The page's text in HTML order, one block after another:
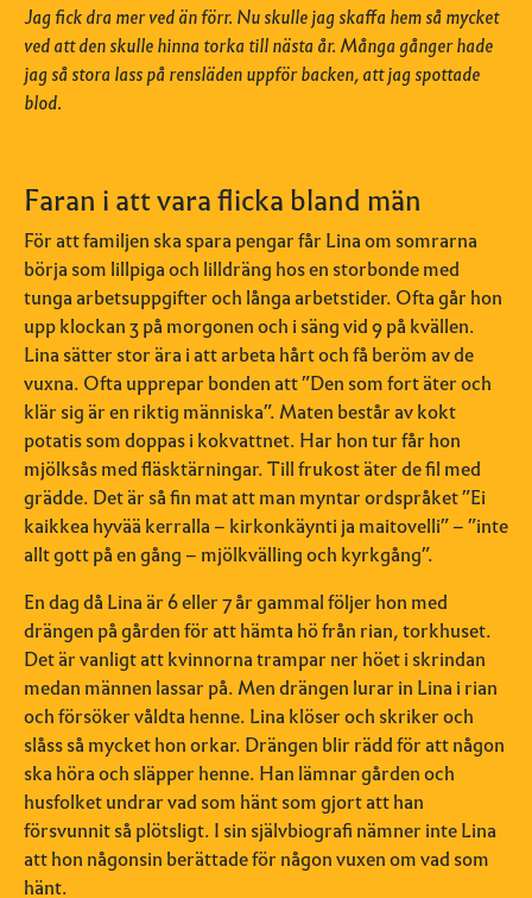
Jag fick dra mer ved än förr. Nu skulle jag skaffa hem så mycket
ved att den skulle hinna torka till nästa år. Många gånger hade
jag så stora lass på rensläden uppför backen, att jag spottade
blod.
Faran i att vara flicka bland män
För att familjen ska spara pengar får Lina om somrarna
börja som lillpiga och lilldräng hos en storbonde med
tunga arbetsuppgifter och långa arbetstider. Ofta går hon
upp klockan 3 på morgonen och i säng vid 9 på kvällen.
Lina sätter stor ära i att arbeta hårt och få beröm av de
vuxna. Ofta upprepar bonden att ”Den som fort äter och
klär sig är en riktig människa”. Maten består av kokt
potatis som doppas i kokvattnet. Har hon tur får hon
mjölksås med fläsktärningar. Till frukost äter de fil med
grädde. Det är så fin mat att man myntar ordspråket ”Ei
kaikkea hyvää kerralla – kirkonkäynti ja maitovelli” – ”inte
allt gott på en gång – mjölkvälling och kyrkgång”.
En dag då Lina är 6 eller 7 år gammal följer hon med
drängen på gården för att hämta hö från rian, torkhuset.
Det är vanligt att kvinnorna trampar ner höet i skrindan
medan männen lassar på. Men drängen lurar in Lina i rian
och försöker våldta henne. Lina klöser och skriker och
slåss så mycket hon orkar. Drängen blir rädd för att någon
ska höra och släpper henne. Han lämnar gården och
husfolket undrar vad som hänt som gjort att han
försvunnit så plötsligt. I sin självbiografi nämner inte Lina
att hon någonsin berättade för någon vuxen om vad som
hänt.